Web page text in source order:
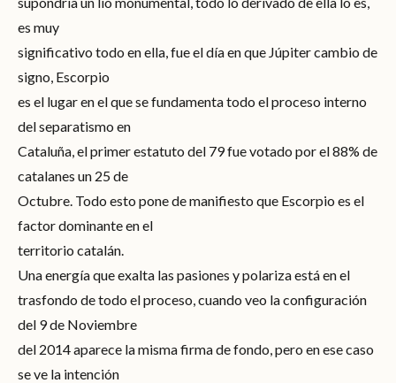
es muy
significativo todo en ella, fue el día en que Júpiter cambio de
signo, Escorpio
es el lugar en el que se fundamenta todo el proceso interno
del separatismo en
Cataluña, el primer estatuto del 79 fue votado por el 88% de
catalanes un 25 de
Octubre. Todo esto pone de manifiesto que Escorpio es el
factor dominante en el
territorio catalán.
Una energía que exalta las pasiones y polariza está en el
trasfondo de todo el proceso, cuando veo la configuración
del 9 de Noviembre
del 2014 aparece la misma firma de fondo, pero en ese caso
se ve la intención